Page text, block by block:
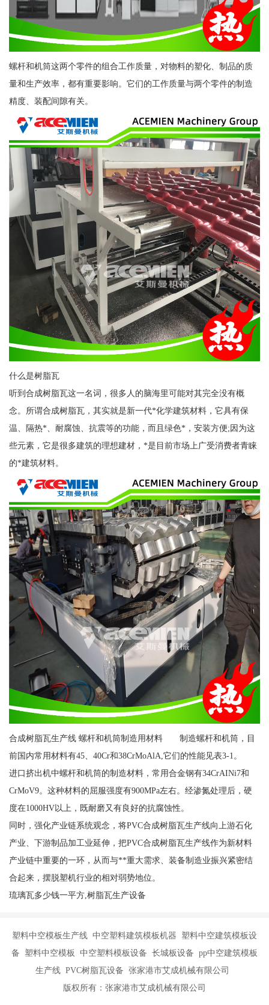
螺杆和机筒这两个零件的组合工作质量，对物料的塑化、制品的质
量和生产效率，都有重要影响。它们的工作质量与两个零件的制造
精度、装配间隙有关。
什么是树脂瓦
听到合成树脂瓦这一名词，很多人的脑海里可能对其完全没有概
念。所谓合成树脂瓦，其实就是新一代*化学建筑材料，它具有保
温、隔热*、耐腐蚀、抗震等的功能，而且绿色*，安装方便;因为这
些元素，它是很多建筑的理想建材，*是目前市场上广受消费者青睐
的*建筑材料。
合成树脂瓦生产线 螺杆和机筒制造用材料 制造螺杆和机筒，目
前国内常用材料有45、40Cr和38CrMoAlA,它们的性能见表3-1。
进口挤出机中螺杆和机筒的制造材料，常用合金钢有34CrAINi7和
CrMoV9。这种材料的屈服强度有900MPa左右。经渗氮处理后，硬
度在1000HV以上，既耐磨又有良好的抗腐蚀性。
同时，强化产业链系统观念，将PVC合成树脂瓦生产线向上游石化
产业、下游制品加工业延伸，把PVC合成树脂瓦生产线作为新材料
产业链中重要的一环，从而与**重大需求、装备制造业振兴紧密结
合起来，摆脱塑机行业的相对弱势地位。
琉璃瓦多少钱一平方,树脂瓦生产设备
塑料中空模板生产线 中空塑料建筑模板机器 塑料中空建筑模板设
备 塑料中空模板 中空塑料模板设备 长城板设备 pp中空建筑模板
生产线 PVC树脂瓦设备 张家港市艾成机械有限公司
版权所有：张家港市艾成机械有限公司